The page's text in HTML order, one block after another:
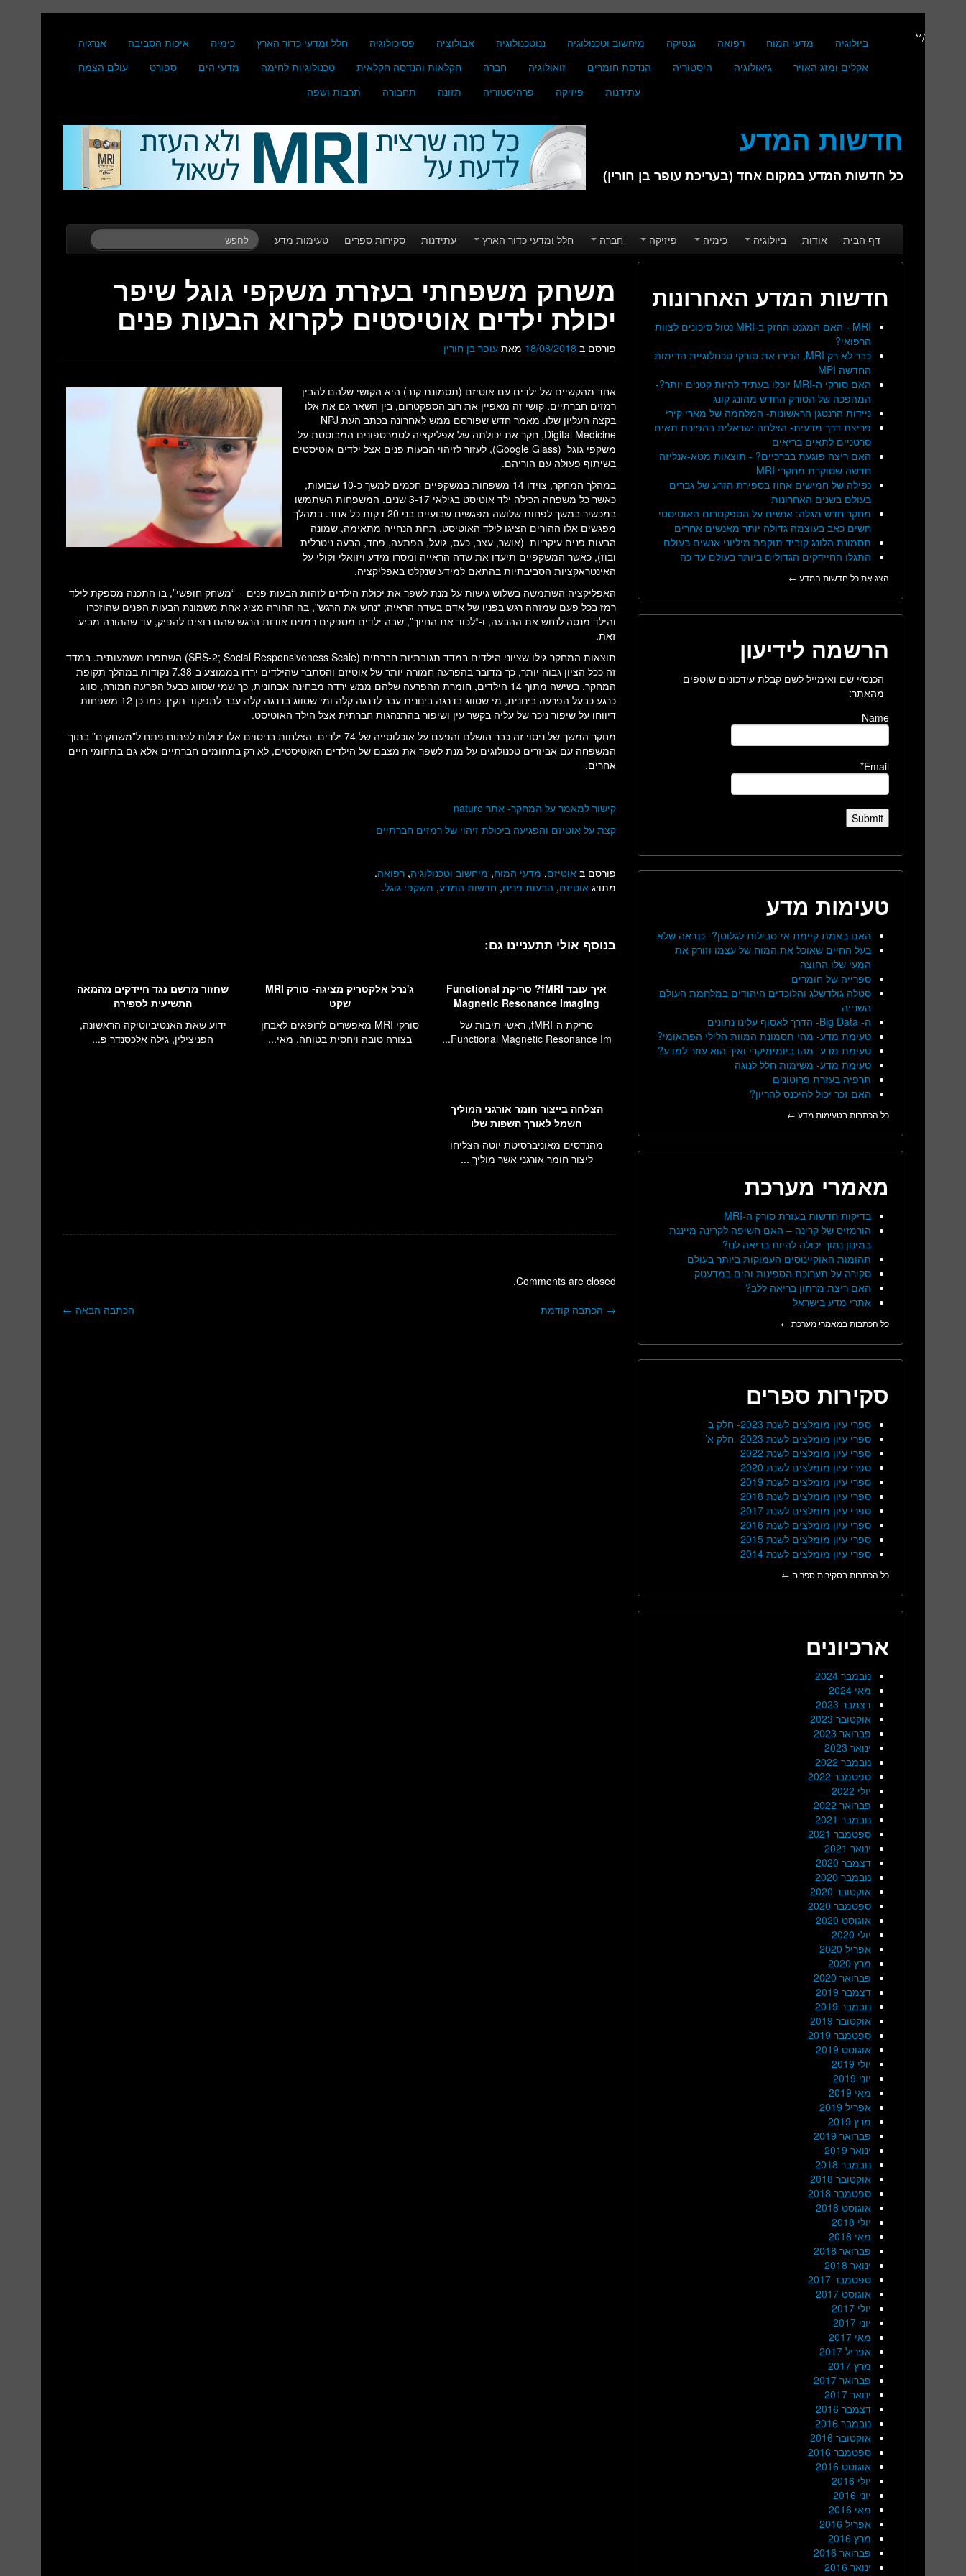
ביולוגיה מדעי המוח רפואה גנטיקה מיחשוב וטכנולוגיה ננוטכנולוגיה אבולוציה פסיכולוגיה חלל ומדעי כדור הארץ כימיה איכות הסביבה
אנרגיה
אקלים ומזג האויר
גיאולוגיה היסטוריה הנדסת חומרים זואולוגיה חברה חקלאות והנדסה חקלאית טכנולוגיות לחימה מדעי הים ספורט
עולם הצמח
עתידנות
פיזיקה פרהיסטוריה תזונה תחבורה תרבות ושפה
חדשות המדע
כל חדשות המדע במקום אחד (בעריכת עופר בן חורין)
Main menu
דף הבית אודות ביולוגיה כימיה פיזיקה חברה חלל ומדעי כדור הארץ עתידנות סקירות ספרים טעימות מדע
משחק משפחתי בעזרת משקפי גוגל שיפר
יכולת ילדים אוטיסטים לקרוא הבעות פנים
פורסם ב 18/08/2018 מאת עופר בן חורין
אחד מהקשיים של ילדים עם אוטיזם (תסמונת קנר) היא הקושי שלהם להבין
רמזים חברתיים. קושי זה מאפיין את רוב הספקטרום, בין השאר גם את אלו
בקצה העליון שלו. מאמר חדש שפורסם ממש לאחרונה בכתב העת NPJ
Digital Medicine, חקר את יכולתה של אפליקציה לסמרטפונים המבוססת על
משקפי גוגל (Google Glass), לעזור לזיהוי הבעות פנים אצל ילדים אוטיסטים
בשיתוף פעולה עם הוריהם.
במהלך המחקר, צוידו 14 משפחות במשקפיים חכמים למשך כ-10 שבועות,
כאשר כל משפחה הכילה ילד אוטיסט בגילאי 3-17 שנים. המשפחות השתמשו
במכשיר במשך לפחות שלושה מפגשים שבועיים בני 20 דקות כל אחד. במהלך
מפגשים אלו ההורים הציגו לילד האוטיסט, תחת הנחייה מתאימה, שמונה
הבעות פנים עיקריות (אושר, עצב, כעס, גועל, הפתעה, פחד, הבעה ניטרלית
ובוז), כאשר המשקפיים תיעדו את שדה הראייה ומסרו מידע ויזואלי וקולי על
האינטראקציות הסביבתיות בהתאם למידע שנקלט באפליקציה.
האפליקציה השתמשה בשלוש גישות על מנת לשפר את יכולת הילדים לזהות הבעות פנים – “משחק חופשי”, בו התכנה מספקת לילד
רמז בכל פעם שמזהה רגש בפניו של אדם בשדה הראיה; “נחש את הרגש”, בה ההורה מציג אחת משמונת הבעות הפנים שהוזכרו
והילד מנסה לנחש את ההבעה, ו-“לכוד את החיוך”, שבה ילדים מספקים רמזים אודות הרגש שהם רוצים להפיק, עד שההורה מביע
זאת.
תוצאות המחקר גילו שציוני הילדים במדד תגובתיות חברתית (SRS-2; Social Responsiveness Scale) השתפרו משמעותית. במדד
זה ככל הציון גבוה יותר, כך מדובר בהפרעה חמורה יותר של אוטיזם והסתבר שהילדים ירדו בממוצע ב-7.38 נקודות במהלך תקופת
המחקר. בשישה מתוך 14 הילדים, חומרת ההפרעה שלהם ממש ירדה מבחינה אבחונית, כך שמי שסווג כבעל הפרעה חמורה, סווג
כרגע כבעל הפרעה בינונית, מי שסווג בדרגה בינונית עבר לדרגה קלה ומי שסווג בדרגה קלה עבר לתפקוד תקין. כמו כן 12 משפחות
דיווחו על שיפור ניכר של עליה בקשר עין ושיפור בהתנהגות חברתית אצל הילד האוטיסט.
מחקר המשך של ניסוי זה כבר הושלם והפעם על אוכלוסייה של 74 ילדים. הצלחות בניסוים אלו יכולות לפתוח פתח ל”משחקים” בתוך
המשפחה עם אביזרים טכנולוגים על מנת לשפר את מצבם של הילדים האוטיסטים, לא רק בתחומים חברתיים אלא גם בתחומי חיים
אחרים.
קישור למאמר על המחקר- אתר nature
קצת על אוטיזם והפגיעה ביכולת זיהוי של רמזים חברתיים
פורסם ב אוטיזם, מדעי המוח, מיחשוב וטכנולוגיה, רפואה.
מתויג אוטיזם, הבעות פנים, חדשות המדע, משקפי גוגל.
בנוסף אולי תתעניינו גם:
איך עובד fMRI? סריקת Functional
Magnetic Resonance Imaging
סריקת ה-fMRI, ראשי תיבות של
Functional Magnetic Resonance Im...
ג'נרל אלקטריק מציגה- סורק MRI
שקט
סורקי MRI מאפשרים לרופאים לאבחן
בצורה טובה ויחסית בטוחה, מאי...
שחזור מרשם נגד חיידקים מהמאה
התשיעית לספירה
ידוע שאת האנטיביוטיקה הראשונה,
הפניצילין, גילה אלכסנדר פ...
הצלחה בייצור חומר אורגני המוליך
חשמל לאורך השפות שלו
מהנדסים מאוניברסיטת יוטה הצליחו
ליצור חומר אורגני אשר מוליך ...
Comments are closed.
ניווט בפוסטים הכתבה הבאה ← → הכתבה קודמת
חדשות המדע האחרונות
MRI - האם המגנט החזק ב-MRI נטול סיכונים לצוות
הרפואי?
כבר לא רק MRI, הכירו את סורקי טכנולוגיית הדימות
החדשה MPI
האם סורקי ה-MRI יוכלו בעתיד להיות קטנים יותר?-
המהפכה של הסורק החדש מהונג קונג
ניידות הרנטגן הראשונות- המלחמה של מארי קירי
פריצת דרך מדעית- הצלחה ישראלית בהפיכת תאים
סרטניים לתאים בריאים
האם ריצה פוגעת בברכיים? - תוצאות מטא-אנליזה
חדשה שסוקרת מחקרי MRI
נפילה של חמישים אחוז בספירת הזרע של גברים
בעולם בשנים האחרונות
מחקר חדש מגלה: אנשים על הספקטרום האוטיסטי
חשים כאב בעוצמה גדולה יותר מאנשים אחרים
תסמונת הלונג קוביד תוקפת מיליוני אנשים בעולם
התגלו החיידקים הגדולים ביותר בעולם עד כה
הצג את כל חדשות המדע ←
הרשמה לידיעון
הכנס/י שם ואימייל לשם קבלת עידכונים שוטפים
מהאתר:
Name
Email*
טעימות מדע
האם באמת קיימת אי-סבילות לגלוטן?- כנראה שלא
בעל החיים שאוכל את המוח של עצמו וזורק את
המעי שלו החוצה
ספרייה של חומרים
סטלה גולדשלג והלוכדים היהודים במלחמת העולם
השנייה
ה- Big Data- הדרך לאסוף עלינו נתונים
טעימת מדע- מהי תסמונת המוות הלילי הפתאומי?
טעימת מדע- מהו ביומימיקרי ואיך הוא עוזר למדע?
טעימת מדע- משימות חלל לנוגה
תרפיה בעזרת פרוטונים
האם זכר יכול להיכנס להריון?
כל הכתבות בטעימות מדע ←
מאמרי מערכת
בדיקות חדשות בעזרת סורק ה-MRI
הורמזיס של קרינה – האם חשיפה לקרינה מייננת
במינון נמוך יכולה להיות בריאה לנו?
תהומות האוקיינוסים העמוקות ביותר בעולם
סקירה על תערוכת הספינות והים במדעטק
האם ריצת מרתון בריאה ללב?
אתרי מדע בישראל
כל הכתבות במאמרי מערכת ←
סקירות ספרים
ספרי עיון מומלצים לשנת 2023- חלק ב’
ספרי עיון מומלצים לשנת 2023- חלק א’
ספרי עיון מומלצים לשנת 2022
ספרי עיון מומלצים לשנת 2020
ספרי עיון מומלצים לשנת 2019
ספרי עיון מומלצים לשנת 2018
ספרי עיון מומלצים לשנת 2017
ספרי עיון מומלצים לשנת 2016
ספרי עיון מומלצים לשנת 2015
ספרי עיון מומלצים לשנת 2014
כל הכתבות בסקירות ספרים ←
ארכיונים
נובמבר 2024
מאי 2024
דצמבר 2023
אוקטובר 2023
פברואר 2023
ינואר 2023
נובמבר 2022
ספטמבר 2022
יולי 2022
פברואר 2022
נובמבר 2021
ספטמבר 2021
ינואר 2021
דצמבר 2020
נובמבר 2020
אוקטובר 2020
ספטמבר 2020
אוגוסט 2020
יולי 2020
אפריל 2020
מרץ 2020
פברואר 2020
דצמבר 2019
נובמבר 2019
אוקטובר 2019
ספטמבר 2019
אוגוסט 2019
יולי 2019
יוני 2019
מאי 2019
אפריל 2019
מרץ 2019
פברואר 2019
ינואר 2019
נובמבר 2018
אוקטובר 2018
ספטמבר 2018
אוגוסט 2018
יולי 2018
מאי 2018
פברואר 2018
ינואר 2018
ספטמבר 2017
אוגוסט 2017
יולי 2017
יוני 2017
מאי 2017
אפריל 2017
מרץ 2017
פברואר 2017
ינואר 2017
דצמבר 2016
נובמבר 2016
אוקטובר 2016
ספטמבר 2016
אוגוסט 2016
יולי 2016
יוני 2016
מאי 2016
אפריל 2016
מרץ 2016
פברואר 2016
ינואר 2016
/**